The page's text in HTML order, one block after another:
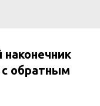
с обратным